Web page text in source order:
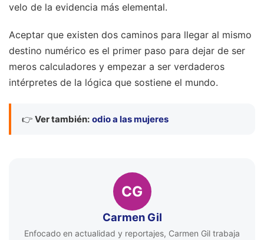
velo de la evidencia más elemental.
Aceptar que existen dos caminos para llegar al mismo
destino numérico es el primer paso para dejar de ser
meros calculadores y empezar a ser verdaderos
intérpretes de la lógica que sostiene el mundo.
👉 Ver también: odio a las mujeres
CG
Carmen Gil
Enfocado en actualidad y reportajes, Carmen Gil trabaja